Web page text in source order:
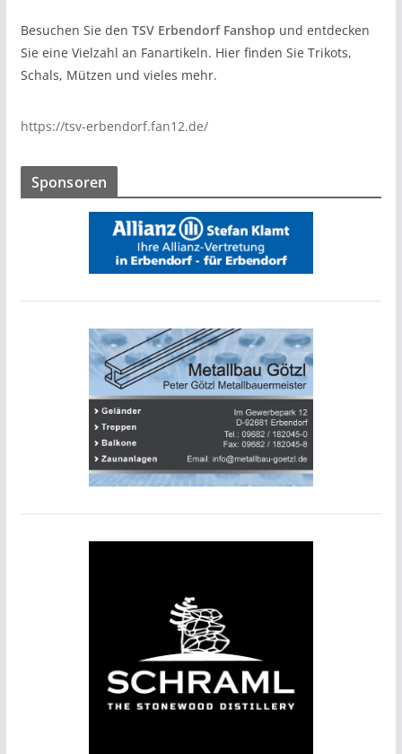
Besuchen Sie den TSV Erbendorf Fanshop und entdecken
Sie eine Vielzahl an Fanartikeln. Hier finden Sie Trikots,
Schals, Mützen und vieles mehr.
https://tsv-erbendorf.fan12.de/
Sponsoren